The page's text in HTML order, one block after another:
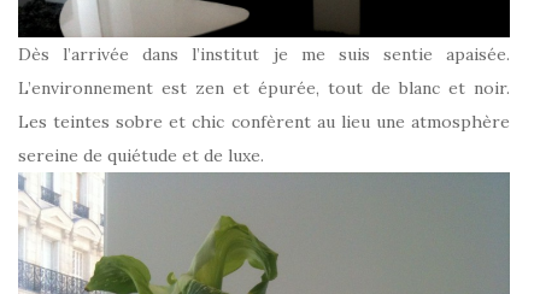
Dès l’arrivée dans l’institut je me suis sentie apaisée.
L’environnement est zen et épurée, tout de blanc et noir.
Les teintes sobre et chic confèrent au lieu une atmosphère
sereine de quiétude et de luxe.